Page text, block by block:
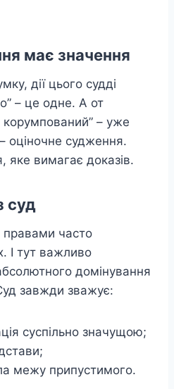
має значення
дії цього судді
– це одне. А от
корумпований” – уже
оціночне судження.
яке вимагає доказів.
суд
правами часто
І тут важливо
домінування
завжди зважує:
суспільно значущою;
межу припустимого.